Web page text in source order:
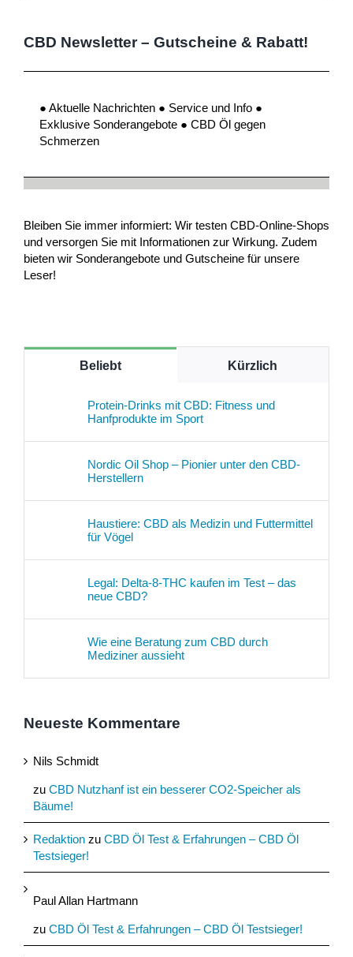
CBD Newsletter – Gutscheine & Rabatt!
● Aktuelle Nachrichten ● Service und Info ●
Exklusive Sonderangebote ● CBD Öl gegen
Schmerzen
Bleiben Sie immer informiert: Wir testen CBD-Online-Shops
und versorgen Sie mit Informationen zur Wirkung. Zudem
bieten wir Sonderangebote und Gutscheine für unsere
Leser!
Beliebt Kürzlich
Protein-Drinks mit CBD: Fitness und
Hanfprodukte im Sport
Nordic Oil Shop – Pionier unter den CBD-
Herstellern
Haustiere: CBD als Medizin und Futtermittel
für Vögel
Legal: Delta-8-THC kaufen im Test – das
neue CBD?
Wie eine Beratung zum CBD durch
Mediziner aussieht
Neueste Kommentare
Nils Schmidt
zu CBD Nutzhanf ist ein besserer CO2-Speicher als
Bäume!
Redaktion zu CBD Öl Test & Erfahrungen – CBD Öl
Testsieger!
Paul Allan Hartmann
zu CBD Öl Test & Erfahrungen – CBD Öl Testsieger!